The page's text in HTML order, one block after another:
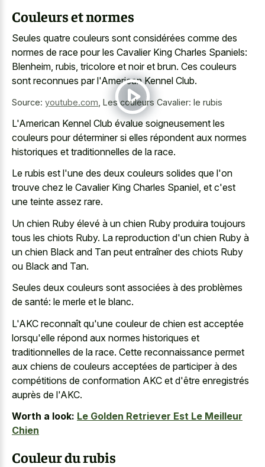
Couleurs et normes
Seules quatre couleurs sont considérées comme des
normes de race pour les Cavalier King Charles Spaniels:
Blenheim, rubis, tricolore et noir et brun. Ces couleurs
sont reconnues par l'American Kennel Club.
Source: youtube.com Les couleurs Cavalier: le rubis
L'American Kennel Club évalue soigneusement les
couleurs pour déterminer si elles répondent aux normes
historiques et traditionnelles de la race.
Le rubis est l'une des deux couleurs solides que l'on
trouve chez le Cavalier King Charles Spaniel, et c'est
une teinte assez rare.
Un chien Ruby élevé à un chien Ruby produira toujours
tous les chiots Ruby. La reproduction d'un chien Ruby à
un chien Black and Tan peut entraîner des chiots Ruby
ou Black and Tan.
Seules deux couleurs sont associées à des problèmes
de santé: le merle et le blanc.
L'AKC reconnaît qu'une couleur de chien est acceptée
lorsqu'elle répond aux normes historiques et
traditionnelles de la race. Cette reconnaissance permet
aux chiens de couleurs acceptées de participer à des
compétitions de conformation AKC et d'être enregistrés
auprès de l'AKC.
Worth a look: Le Golden Retriever Est Le Meilleur
Chien
Couleur du rubis